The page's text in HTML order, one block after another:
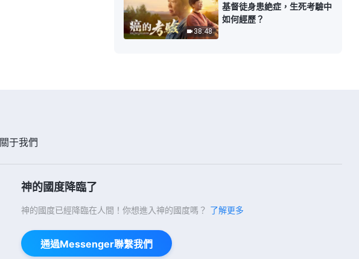
38:48
基督徒身患絶症，生死考驗中
如何經歷？
關于我們
神的國度降臨了
神的國度已經降臨在人間！你想進入神的國度嗎？ 了解更多
通過Messenger聯繫我們